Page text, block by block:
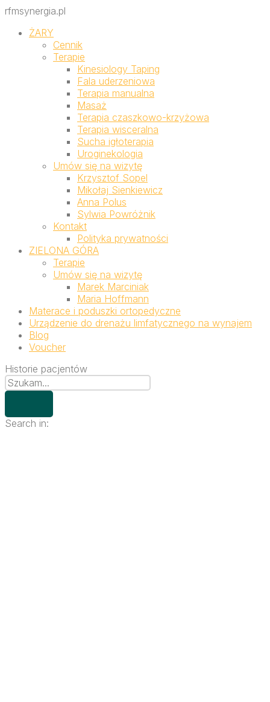
rfmsynergia.pl
ŻARY
Cennik
Terapie
Kinesiology Taping
Fala uderzeniowa
Terapia manualna
Masaż
Terapia czaszkowo-krzyżowa
Terapia wisceralna
Sucha igłoterapia
Uroginekologia
Umów się na wizytę
Krzysztof Sopel
Mikołaj Sienkiewicz
Anna Polus
Sylwia Powróżnik
Kontakt
Polityka prywatności
ZIELONA GÓRA
Terapie
Umów się na wizytę
Marek Marciniak
Maria Hoffmann
Materace i poduszki ortopedyczne
Urządzenie do drenażu limfatycznego na wynajem
Blog
Voucher
Historie pacjentów
Search in: